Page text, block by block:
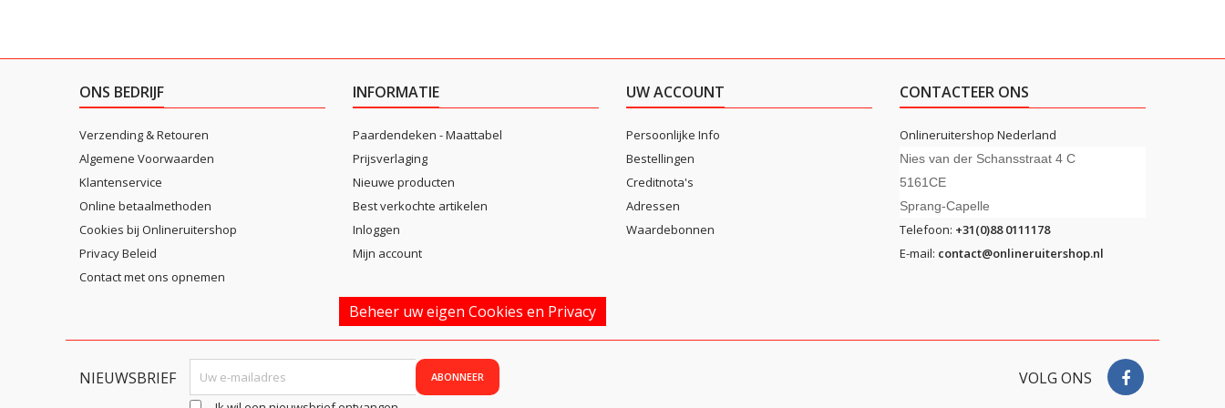
ONS BEDRIJF
Verzending & Retouren
Algemene Voorwaarden
Klantenservice
Online betaalmethoden
Cookies bij Onlineruitershop
Privacy Beleid
Contact met ons opnemen
INFORMATIE
Paardendeken - Maattabel
Prijsverlaging
Nieuwe producten
Best verkochte artikelen
Inloggen
Mijn account
UW ACCOUNT
Persoonlijke Info
Bestellingen
Creditnota's
Adressen
Waardebonnen
CONTACTEER ONS
Onlineruitershop Nederland
Nies van der Schansstraat 4 C
5161CE
Sprang-Capelle
Telefoon: +31(0)88 0111178
E-mail: contact@onlineruitershop.nl
Beheer uw eigen Cookies en Privacy
NIEUWSBRIEF VOLG ONS